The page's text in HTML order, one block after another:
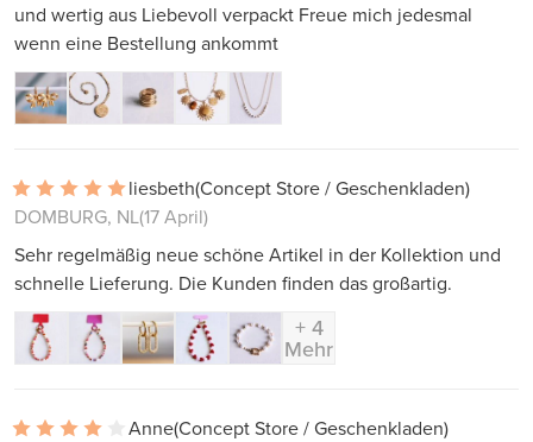
und wertig aus Liebevoll verpackt Freue mich jedesmal
wenn eine Bestellung ankommt
liesbeth(Concept Store / Geschenkladen)
DOMBURG, NL(17 April)
Sehr regelmäßig neue schöne Artikel in der Kollektion und
schnelle Lieferung. Die Kunden finden das großartig.
+ 4
Mehr
Anne(Concept Store / Geschenkladen)